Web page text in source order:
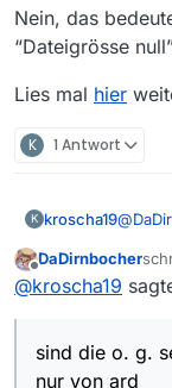
Nein, das
“Dateigrösse
Lies mal hier
K 1 Antwort
K kroscha19@
nicht
Offline
DaDirnbocher
@kroscha19
sind die o. g.
nur von ard